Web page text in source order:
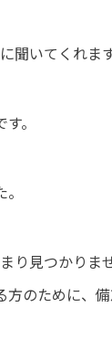
聞いてくれます
す。
り見つかりま
のために、備